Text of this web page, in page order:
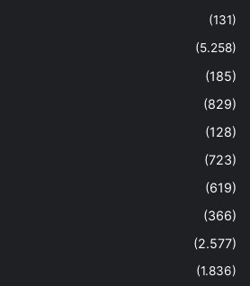
(131)
(5.258)
(185)
(829)
(128)
(723)
(619)
(366)
(2.577)
(1.836)